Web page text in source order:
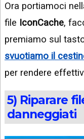
Ora portiamoci
file IconCache,
premiamo sul
svuotiamo il
per rendere
5) Riparare
danneggiati